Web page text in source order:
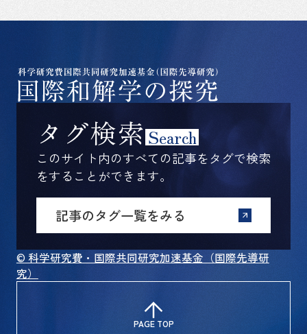
© 科学研究費・国際共同研究加速基金（国際先導研
究）
タグ検索Search
このサイト内のすべての記事をタグで検索
をすることができます。
記事のタグ一覧をみる
PAGE TOP